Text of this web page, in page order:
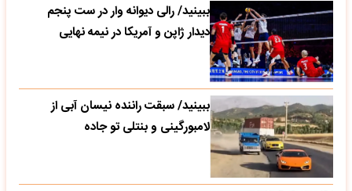
ببینید/ رالی دیوانه وار در ست پنجم
دیدار ژاپن و آمریکا در نیمه نهایی
ببینید/ سبقت راننده نیسان آبی از
لامبورگینی و بنتلی تو جاده